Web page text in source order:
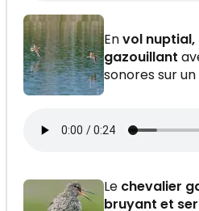
Envol nuptial,
gazouillant
sonores sur
Le chevalier
bruyant et